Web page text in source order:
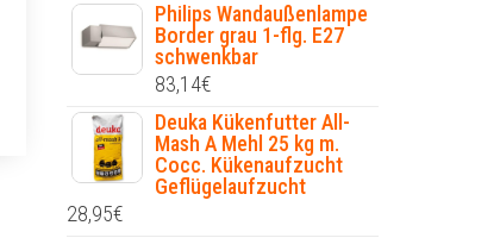
Philips Wandaußenlampe
Border grau 1-flg. E27
schwenkbar
83,14€
Deuka Kükenfutter All-
Mash A Mehl 25 kg m.
Cocc. Kükenaufzucht
Geflügelaufzucht
28,95€